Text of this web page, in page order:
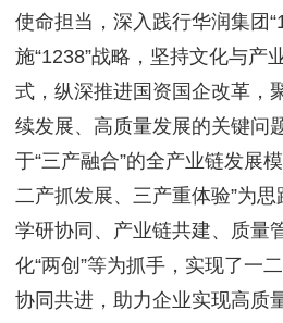
使命担当，深入践行华润集团
施“1238”战略，坚持文化与产
式，纵深推进国资国企改革，
续发展、高质量发展的关键问
于“三产融合”的全产业链发展
二产抓发展、三产重体验”为
学研协同、产业链共建、质量
化“两创”等为抓手，实现了一
协同共进，助力企业实现高质